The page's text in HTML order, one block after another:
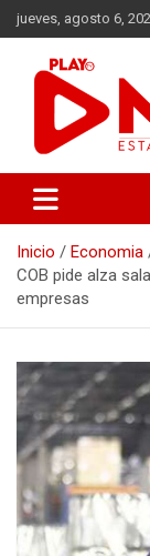
Saltar
al
contenido
jueves, agosto 6,
Play
Inicio
Economia
COB pide alza
empresas